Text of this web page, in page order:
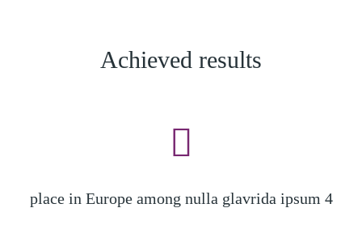
Achieved results
4 place in Europe among nulla glavrida ipsum